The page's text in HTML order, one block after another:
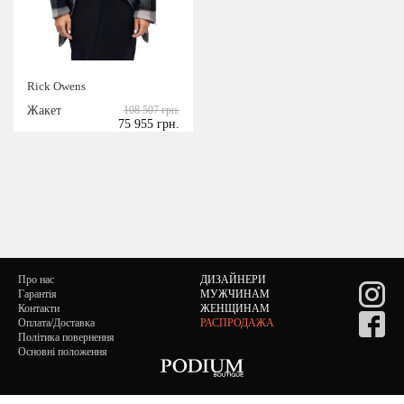
Rick Owens
Жакет
108 507 грн.
75 955 грн.
Про нас
Гарантія
Контакти
Оплата/Доставка
Політика повернення
Основні положення
ДИЗАЙНЕРИ
МУЖЧИНАМ
ЖЕНЩИНАМ
РАСПРОДАЖА